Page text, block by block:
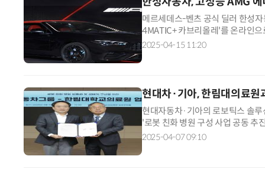
메르세데스-벤츠 공식 딜러 한성
4MATIC+ 카브리올레'를 온라인
으로 국내에 선보이는 모델이다.
2025-04-15 11:20
현대차·기아, 한림대의료원
현대자동차·기아의 로보틱스 솔
'로봇 친화 병원 구성 사업 공동 추
현대차·기아가 보유한 '로보틱스
2025-04-07 09:10